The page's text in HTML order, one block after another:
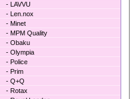
- LAVVU
- Len.nox
- Minet
- MPM Quality
- Obaku
- Olympia
- Police
- Prim
- Q+Q
- Rotax